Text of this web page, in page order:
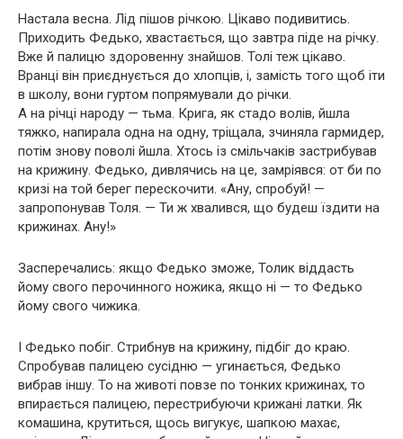
Настала весна. Лід пішов річкою. Цікаво подивитись.
Приходить Федько, хвастається, що завтра піде на річку.
Вже й палицю здоровенну знайшов. Толі теж цікаво.
Вранці він приєднується до хлопців, і, замість того щоб іти
в школу, вони гуртом попрямували до річки.
А на річці народу — тьма. Крига, як стадо волів, йшла
тяжко, напирала одна на одну, тріщала, зчиняла гармидер,
потім знову поволі йшла. Хтось із смільчаків застрибував
на крижину. Федько, дивлячись на це, замріявся: от би по
кризі на той берег перескочити. «Ану, спробуй! —
запропонував Толя. — Ти ж хвалився, що будеш їздити на
крижинах. Ану!»
Засперечались: якщо Федько зможе, Толик віддасть
йому свого перочинного ножика, якщо ні — то Федько
йому свого чижика.
І Федько побіг. Стрибнув на крижину, підбіг до краю.
Спробував палицею сусідню — угинається, Федько
вибрав іншу. То на животі повзе по тонких крижинах, то
впирається палицею, перестрибуючи крижані латки. Як
комашина, крутиться, щось вигукує, шапкою махає,